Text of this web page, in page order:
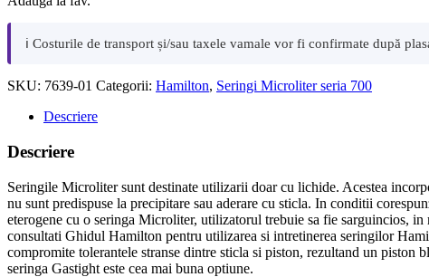
ℹ️ Costurile de transport și/sau taxele vamale vor fi confirmate după
SKU: 7639-01 Categorii: Hamilton, Seringi Microliter seria 700
Descriere
Descriere
Seringile Microliter sunt destinate utilizarii doar cu lichide. Acestea
nu sunt predispuse la precipitare sau aderare cu sticla. In conditii
eterogene cu o seringa Microliter, utilizatorul trebuie sa fie sarguincios,
consultati Ghidul Hamilton pentru utilizarea si intretinerea seringilor
compromite tolerantele stranse dintre sticla si piston, rezultand un
seringa Gastight este cea mai buna optiune.